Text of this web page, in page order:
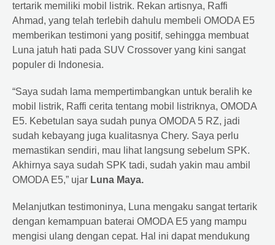
tertarik memiliki mobil listrik. Rekan artisnya, Raffi
Ahmad, yang telah terlebih dahulu membeli OMODA E5
memberikan testimoni yang positif, sehingga membuat
Luna jatuh hati pada SUV Crossover yang kini sangat
populer di Indonesia.
“Saya sudah lama mempertimbangkan untuk beralih ke
mobil listrik, Raffi cerita tentang mobil listriknya, OMODA
E5. Kebetulan saya sudah punya OMODA 5 RZ, jadi
sudah kebayang juga kualitasnya Chery. Saya perlu
memastikan sendiri, mau lihat langsung sebelum SPK.
Akhirnya saya sudah SPK tadi, sudah yakin mau ambil
OMODA E5,” ujar Luna Maya.
Melanjutkan testimoninya, Luna mengaku sangat tertarik
dengan kemampuan baterai OMODA E5 yang mampu
mengisi ulang dengan cepat. Hal ini dapat mendukung